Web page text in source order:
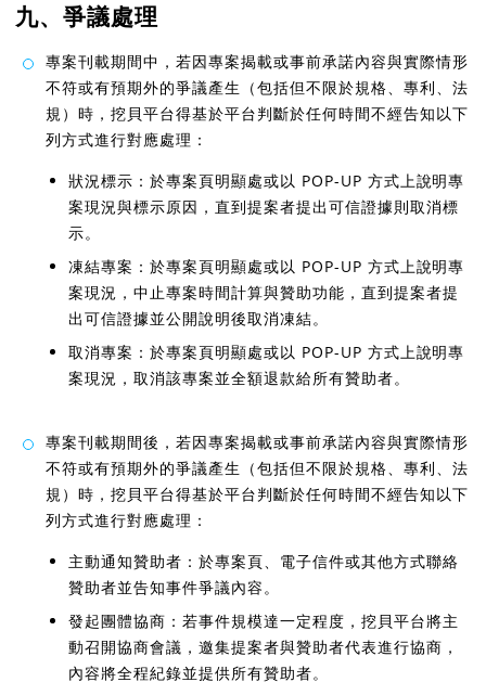
九、爭議處理
專案刊載期間中，若因專案揭載或事前承諾內容與實際情形
不符或有預期外的爭議產生（包括但不限於規格、專利、法
規）時，挖貝平台得基於平台判斷於任何時間不經告知以下
列方式進行對應處理：
狀況標示：於專案頁明顯處或以 POP-UP 方式上說明專
案現況與標示原因，直到提案者提出可信證據則取消標
示。
凍結專案：於專案頁明顯處或以 POP-UP 方式上說明專
案現況，中止專案時間計算與贊助功能，直到提案者提
出可信證據並公開說明後取消凍結。
取消專案：於專案頁明顯處或以 POP-UP 方式上說明專
案現況，取消該專案並全額退款給所有贊助者。
專案刊載期間後，若因專案揭載或事前承諾內容與實際情形
不符或有預期外的爭議產生（包括但不限於規格、專利、法
規）時，挖貝平台得基於平台判斷於任何時間不經告知以下
列方式進行對應處理：
主動通知贊助者：於專案頁、電子信件或其他方式聯絡
贊助者並告知事件爭議內容。
發起團體協商：若事件規模達一定程度，挖貝平台將主
動召開協商會議，邀集提案者與贊助者代表進行協商，
內容將全程紀錄並提供所有贊助者。